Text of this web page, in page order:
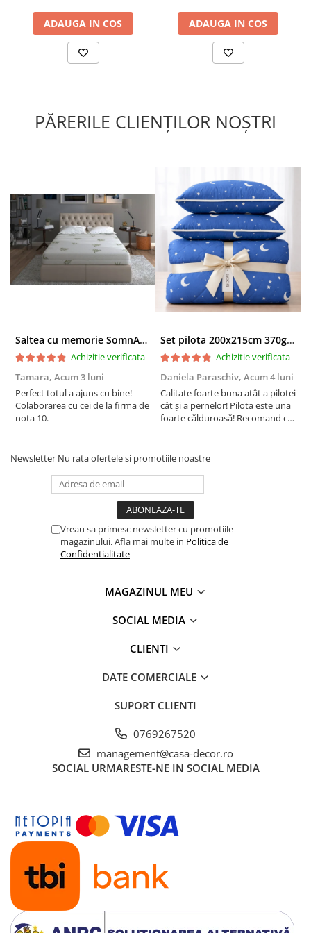
ADAUGA IN COS ADAUGA IN COS
PĂRERILE CLIENȚILOR NOȘTRI
Saltea cu memorie SomnART XXL Memory Plus 160x190, înălțime 25cm, pentru persoane supraponderale, husă Aloe Vera detașabilă, rulată, fermitate mare
Achizitie verificata
Tamara, Acum 3 luni
Perfect totul a ajuns cu bine!
Colaborarea cu cei de la firma de
nota 10.
Set pilota 200x215cm 370g cu 2 perne 50x70,albastru- PLT36
Achizitie verificata
Daniela Paraschiv, Acum 4 luni
Calitate foarte buna atât a pilotei
cât și a pernelor! Pilota este una
foarte călduroasă! Recomand cu
Newsletter Nu rata ofertele si promotiile noastre
Vreau sa primesc newsletter cu promotiile
magazinului. Afla mai multe in Politica de
Confidentialitate
MAGAZINUL MEU
SOCIAL MEDIA
CLIENTI
DATE COMERCIALE
SUPORT CLIENTI
0769267520
management@casa-decor.ro
SOCIAL URMARESTE-NE IN SOCIAL MEDIA